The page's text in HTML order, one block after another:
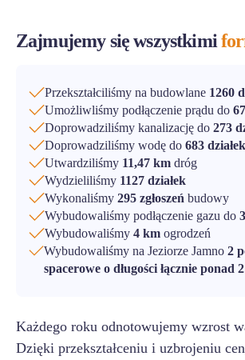
Zajmujemy się wszystkimi
Przekształciliśmy na budowlane 1260
Umożliwliśmy podłączenie prądu do
Doprowadziliśmy kanalizację do 273
Doprowadziliśmy wodę do 683 działek
Utwardziliśmy 11,47 km dróg
Wydzieliliśmy 1127 działek
Wykonaliśmy 295 zgłoszeń budowy
Wybudowaliśmy podłączenie gazu do
Wybudowaliśmy 4 km ogrodzeń
Wybudowaliśmy na Jeziorze Jamno 2
spacerowe o długości łącznie ponad
Każdego roku odnotowujemy wzrost
Dzięki przekształceniu i uzbrojeniu